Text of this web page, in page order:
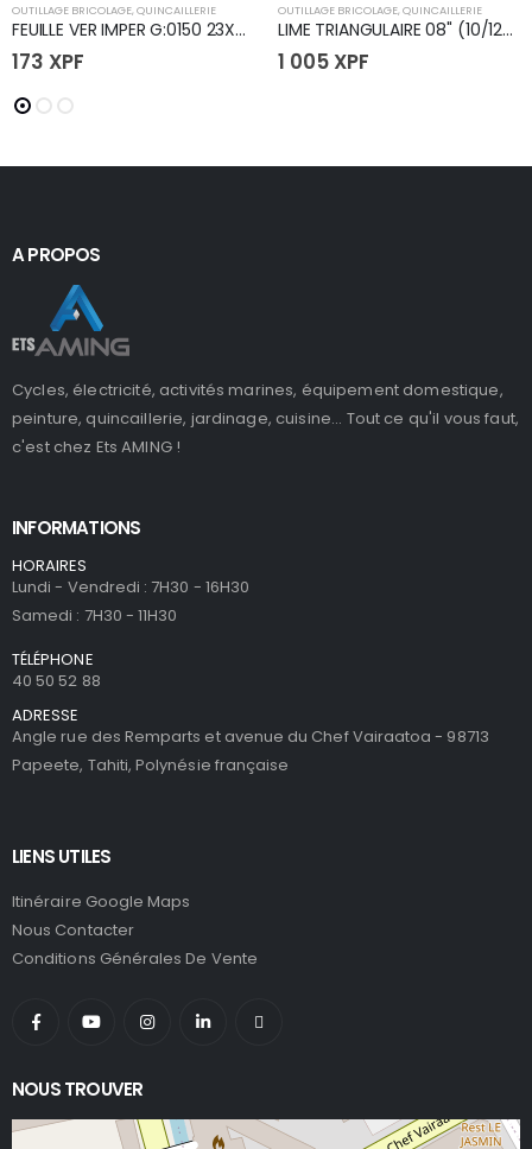
OUTILLAGE BRICOLAGE, QUINCAILLERIE
FEUILLE VER IMPER G:0150 23X28
173 XPF
OUTILLAGE BRICOLAGE, QUINCAILLERIE
LIME TRIANGULAIRE 08" (10/12) 20CM
1 005 XPF
A PROPOS
Cycles, électricité, activités marines, équipement domestique,
peinture, quincaillerie, jardinage, cuisine... Tout ce qu'il vous faut,
c'est chez Ets AMING !
INFORMATIONS
HORAIRES
Lundi - Vendredi : 7H30 - 16H30
Samedi : 7H30 - 11H30
TÉLÉPHONE
40 50 52 88
ADRESSE
Angle rue des Remparts et avenue du Chef Vairaatoa - 98713
Papeete, Tahiti, Polynésie française
LIENS UTILES
Itinéraire Google Maps
Nous Contacter
Conditions Générales De Vente
NOUS TROUVER